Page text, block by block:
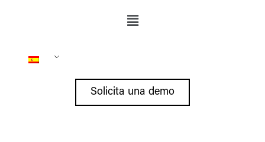
Solicita una demo